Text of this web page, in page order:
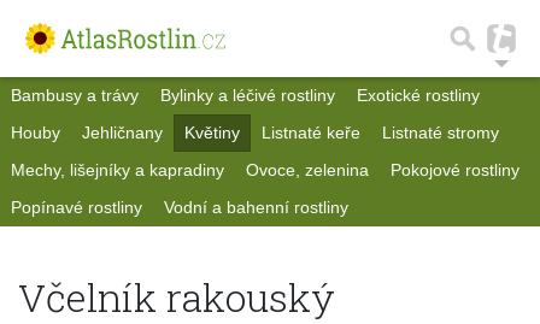
Bambusy a trávy Bylinky a léčivé rostliny
Exotické rostliny
Houby
Jehličnany Květiny Listnaté keře
Listnaté stromy
Mechy, lišejníky a kapradiny
Ovoce, zelenina
Pokojové rostliny
Popínavé rostliny
Vodní a bahenní rostliny
Včelník rakouský